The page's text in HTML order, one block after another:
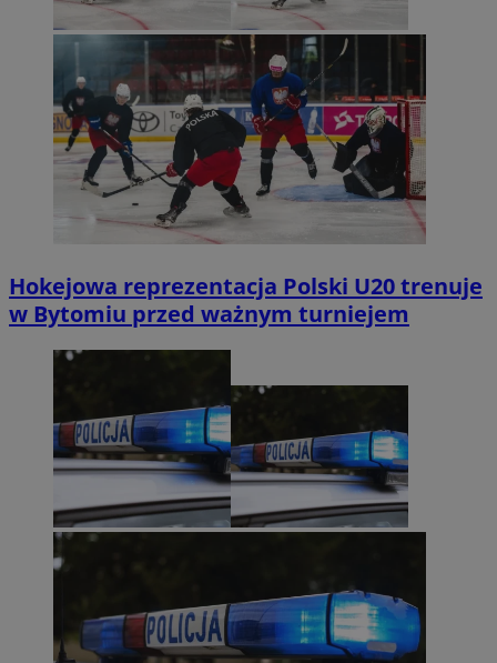
Hokejowa reprezentacja Polski U20 trenuje
w Bytomiu przed ważnym turniejem